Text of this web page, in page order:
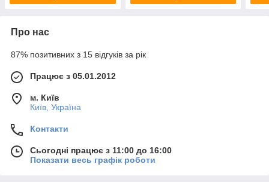
Про нас
87% позитивних з 15 відгуків за рік
Працює з 05.01.2012
м. Київ
Київ, Україна
Контакти
Сьогодні працює з 11:00 до 16:00
Показати весь графік роботи